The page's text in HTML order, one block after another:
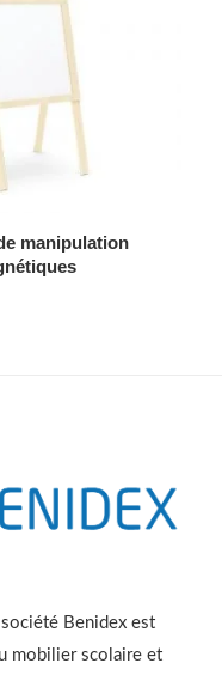
AU DEVIS
manipulation
Benidex est
mobilier scolaire et